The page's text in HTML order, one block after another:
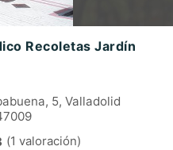
Recoletas Jardín
5, Valladolid
(1 valoración)